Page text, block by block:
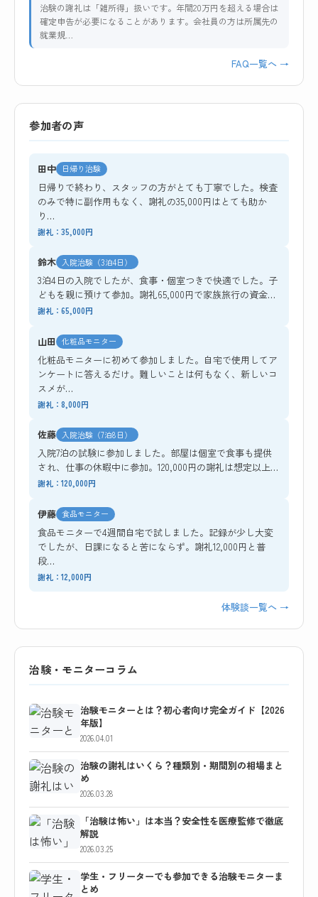
治験の謝礼は「雑所得」扱いです。年間20万円を超える場合は
確定申告が必要になることがあります。会社員の方は所属先の
就業規…
FAQ一覧へ →
参加者の声
田中 日帰り治験
日帰りで終わり、スタッフの方がとても丁寧でした。検査
のみで特に副作用もなく、謝礼の35,000円はとても助か
り…
謝礼：35,000円
鈴木 入院治験（3泊4日）
3泊4日の入院でしたが、食事・個室つきで快適でした。子
どもを親に預けて参加。謝礼65,000円で家族旅行の資金…
謝礼：65,000円
山田 化粧品モニター
化粧品モニターに初めて参加しました。自宅で使用してア
ンケートに答えるだけ。難しいことは何もなく、新しいコ
スメが…
謝礼：8,000円
佐藤 入院治験（7泊8日）
入院7泊の試験に参加しました。部屋は個室で食事も提供
され、仕事の休暇中に参加。120,000円の謝礼は想定以上…
謝礼：120,000円
伊藤 食品モニター
食品モニターで4週間自宅で試しました。記録が少し大変
でしたが、日課になると苦にならず。謝礼12,000円と普
段…
謝礼：12,000円
体験談一覧へ →
治験・モニターコラム
治験モニターとは？初心者向け完全ガイド【2026
年版】
2026.04.01
治験の謝礼はいくら？種類別・期間別の相場まと
め
2026.03.28
「治験は怖い」は本当？安全性を医療監修で徹底
解説
2026.03.25
学生・フリーターでも参加できる治験モニターま
とめ